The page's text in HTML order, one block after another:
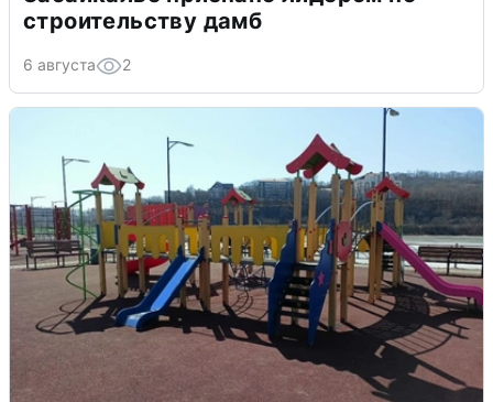
строительству дамб
6 августа 2